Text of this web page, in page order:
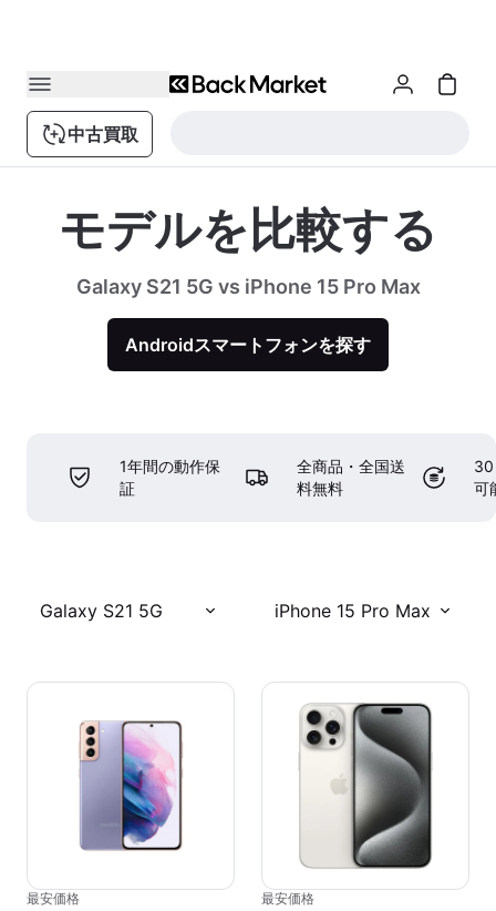
中古買取
モデルを比較する
Galaxy S21 5G vs iPhone 15 Pro Max
Androidスマートフォンを探す
1年間の動作保
証
全商品・全国送
料無料
30
可
Galaxy S21 5G iPhone 15 Pro Max
最安価格 最安価格